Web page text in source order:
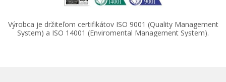
Výrobca je držiteľom certifikátov ISO 9001 (Quality Management
System) a ISO 14001 (Enviromental Management System).